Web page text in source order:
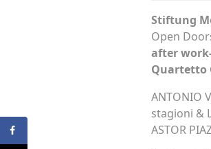
Stiftung
Open
after work-
Quartetto
ANTONIO
stagioni &
ASTOR